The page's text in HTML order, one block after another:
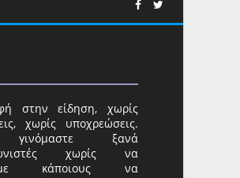
στην είδηση, χωρίς
χωρίς υποχρεώσεις.
ξανά
χωρίς να
κάποιους να